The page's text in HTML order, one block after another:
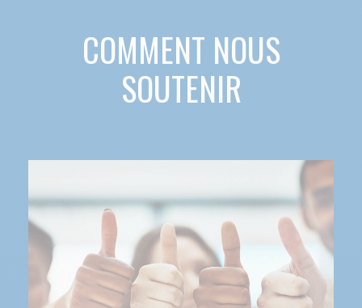
COMMENT NOUS
SOUTENIR